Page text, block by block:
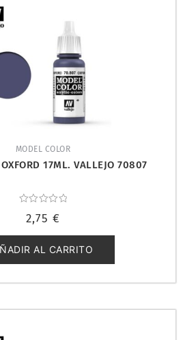
MODEL COLOR
17ML. VALLEJO 70807
con
de
5
2,75 €
AL CARRITO